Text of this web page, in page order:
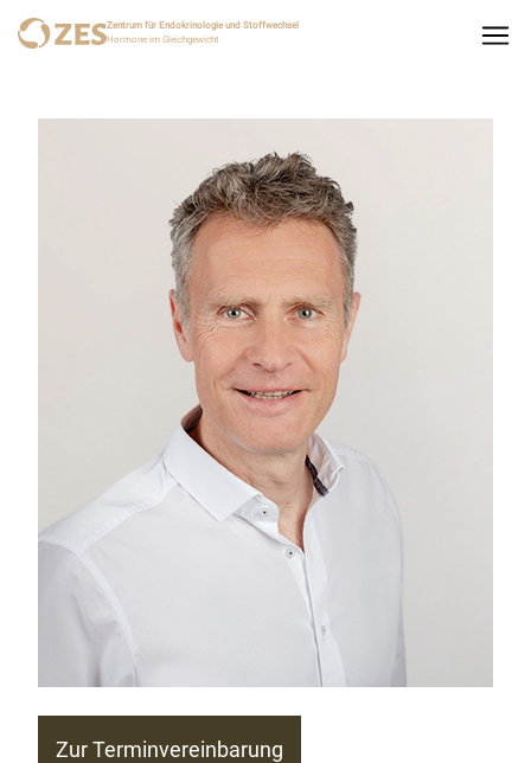
Zentrum für Endokrinologie und Stoffwechsel
Hormone im Gleichgewicht
Zur Terminvereinbarung